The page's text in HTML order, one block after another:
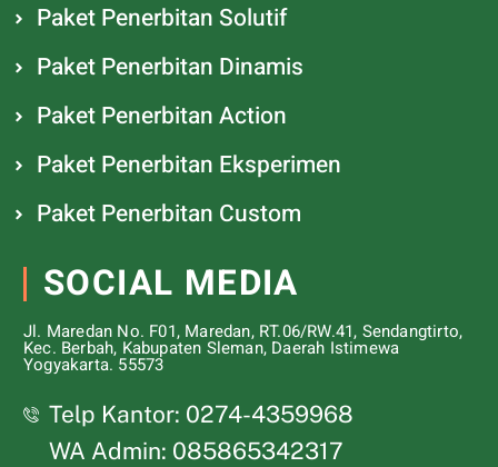
Paket Penerbitan Solutif
Paket Penerbitan Dinamis
Paket Penerbitan Action
Paket Penerbitan Eksperimen
Paket Penerbitan Custom
SOCIAL MEDIA
Jl. Maredan No. F01, Maredan, RT.06/RW.41, Sendangtirto,
Kec. Berbah, Kabupaten Sleman, Daerah Istimewa
Yogyakarta. 55573
Telp Kantor: 0274-4359968
WA Admin: 085865342317